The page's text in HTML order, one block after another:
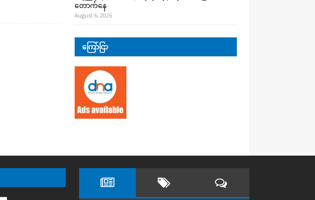
တောက်နေ
August 6, 2026
ကြော်ငြာ